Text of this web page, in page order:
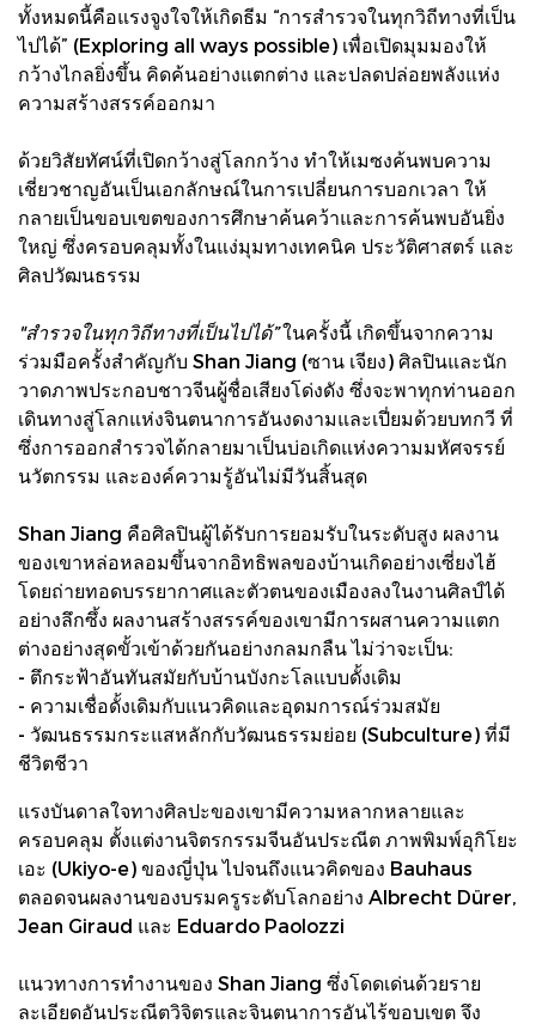
ทั้งหมดนี้คือแรงจูงใจให้เกิดธีม “การสำรวจในทุกวิถีทางที่เป็น
ไปได้” (Exploring all ways possible) เพื่อเปิดมุมมองให้
กว้างไกลยิ่งขึ้น คิดค้นอย่างแตกต่าง และปลดปล่อยพลังแห่ง
ความสร้างสรรค์ออกมา
ด้วยวิสัยทัศน์ที่เปิดกว้างสู่โลกกว้าง ทำให้เมซงค้นพบความ
เชี่ยวชาญอันเป็นเอกลักษณ์ในการเปลี่ยนการบอกเวลา ให้
กลายเป็นขอบเขตของการศึกษาค้นคว้าและการค้นพบอันยิ่ง
ใหญ่ ซึ่งครอบคลุมทั้งในแง่มุมทางเทคนิค ประวัติศาสตร์ และ
ศิลปวัฒนธรรม
"สำรวจในทุกวิถีทางที่เป็นไปได้”ในครั้งนี้ เกิดขึ้นจากความ
ร่วมมือครั้งสำคัญกับ Shan Jiang (ซาน เจียง) ศิลปินและนัก
วาดภาพประกอบชาวจีนผู้ชื่อเสียงโด่งดัง ซึ่งจะพาทุกท่านออก
เดินทางสู่โลกแห่งจินตนาการอันงดงามและเปี่ยมด้วยบทกวี ที่
ซึ่งการออกสำรวจได้กลายมาเป็นบ่อเกิดแห่งความมหัศจรรย์
นวัตกรรม และองค์ความรู้อันไม่มีวันสิ้นสุด
Shan Jiang คือศิลปินผู้ได้รับการยอมรับในระดับสูง ผลงาน
ของเขาหล่อหลอมขึ้นจากอิทธิพลของบ้านเกิดอย่างเซี่ยงไฮ้
โดยถ่ายทอดบรรยากาศและตัวตนของเมืองลงในงานศิลป์ได้
อย่างลึกซึ้ง ผลงานสร้างสรรค์ของเขามีการผสานความแตก
ต่างอย่างสุดขั้วเข้าด้วยกันอย่างกลมกลืน ไม่ว่าจะเป็น:
- ตึกระฟ้าอันทันสมัยกับบ้านบังกะโลแบบดั้งเดิม
- ความเชื่อดั้งเดิมกับแนวคิดและอุดมการณ์ร่วมสมัย
- วัฒนธรรมกระแสหลักกับวัฒนธรรมย่อย (Subculture) ที่มี
ชีวิตชีวา
แรงบันดาลใจทางศิลปะของเขามีความหลากหลายและ
ครอบคลุม ตั้งแต่งานจิตรกรรมจีนอันประณีต ภาพพิมพ์อุกิโยะ
เอะ (Ukiyo-e) ของญี่ปุ่น ไปจนถึงแนวคิดของ Bauhaus
ตลอดจนผลงานของบรมครูระดับโลกอย่าง Albrecht Dürer,
Jean Giraud และ Eduardo Paolozzi
แนวทางการทำงานของ Shan Jiang ซึ่งโดดเด่นด้วยราย
ละเอียดอันประณีตวิจิตรและจินตนาการอันไร้ขอบเขต จึง